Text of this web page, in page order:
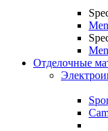
Отделочные